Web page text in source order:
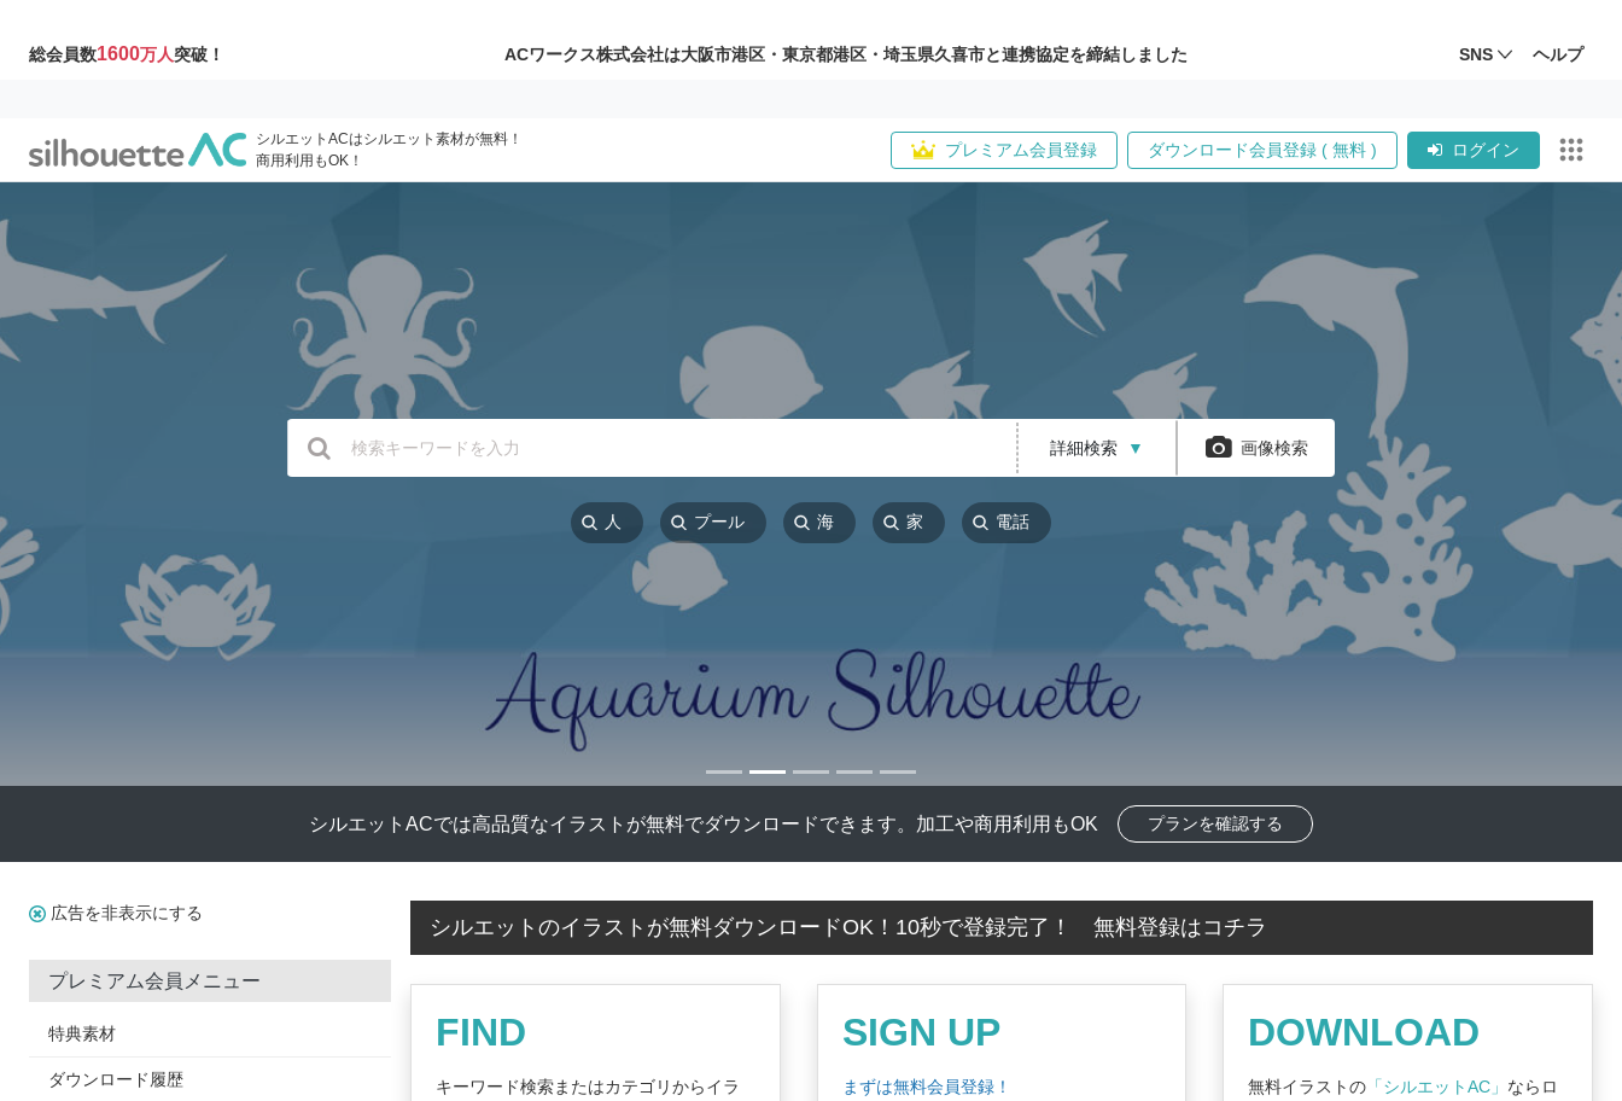
総会員数1600万人突破！ ACワークス株式会社は大阪市港区・東京都港区・埼玉県久喜市と連携協定を締結しました SNS ヘルプ
シルエットACはシルエット素材が無料！
商用利用もOK！
プレミアム会員登録 ダウンロード会員登録 ( 無料 ) ログイン
詳細検索 ▼ 画像検索
人 プール 海 家 電話
シルエットACでは高品質なイラストが無料でダウンロードできます。加工や商用利用もOK プランを確認する
広告を非表示にする
プレミアム会員メニュー
特典素材
ダウンロード履歴
シルエットのイラストが無料ダウンロードOK！10秒で登録完了！ 無料登録はコチラ
FIND
キーワード検索またはカテゴリからイラ
SIGN UP
まずは無料会員登録！
DOWNLOAD
無料イラストの 「シルエットAC」 ならロ